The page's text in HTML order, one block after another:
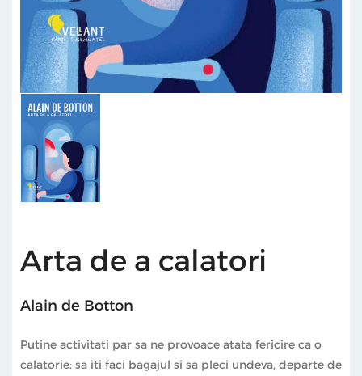
Arta de a calatori
Alain de Botton
Putine activitati par sa ne provoace atata fericire ca o
calatorie: sa iti faci bagajul si sa pleci undeva, departe de